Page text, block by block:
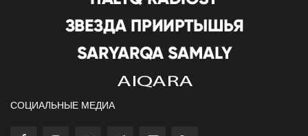
СОЦИАЛЬНЫЕ МЕДИА